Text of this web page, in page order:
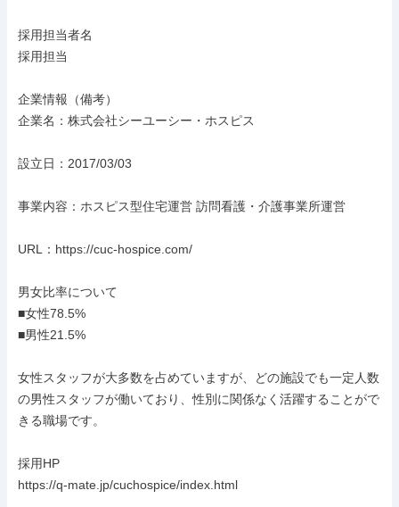
採用担当者名
採用担当
企業情報（備考）
企業名：株式会社シーユーシー・ホスピス
設立日：2017/03/03
事業内容：ホスピス型住宅運営 訪問看護・介護事業所運営
URL：https://cuc-hospice.com/
男女比率について
■女性78.5%
■男性21.5%
女性スタッフが大多数を占めていますが、どの施設でも一定人数
の男性スタッフが働いており、性別に関係なく活躍することがで
きる職場です。
採用HP
https://q-mate.jp/cuchospice/index.html